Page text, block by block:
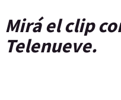
Mirá el clip
Telenueve.